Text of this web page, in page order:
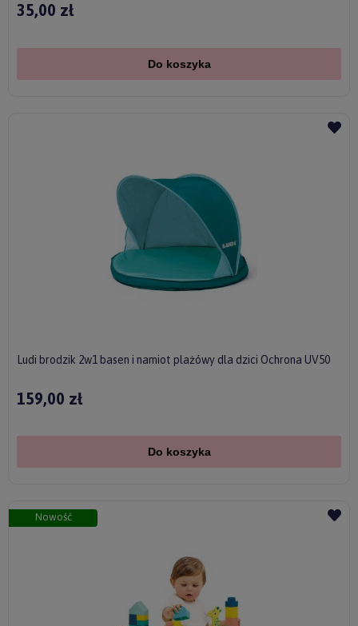
35,00 zł
Do koszyka
Ludi brodzik 2w1 basen i namiot plażówy dla dzici Ochrona UV50
159,00 zł
Do koszyka
Nowość